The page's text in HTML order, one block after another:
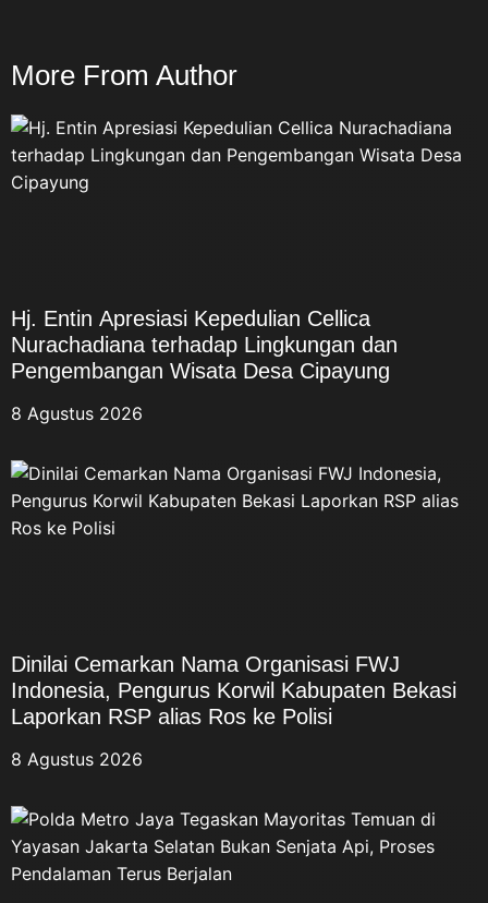
More From Author
Hj. Entin Apresiasi Kepedulian Cellica
Nurachadiana terhadap Lingkungan dan
Pengembangan Wisata Desa Cipayung
8 Agustus 2026
Dinilai Cemarkan Nama Organisasi FWJ
Indonesia, Pengurus Korwil Kabupaten Bekasi
Laporkan RSP alias Ros ke Polisi
8 Agustus 2026